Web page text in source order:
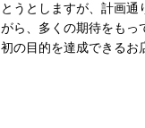
とうとしますが、計画通
がら、多くの期待をもっ
初の目的を達成できるお